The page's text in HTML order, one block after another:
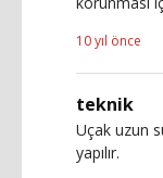
10 yıl önce
teknik
Uçak uzun
yapılır.